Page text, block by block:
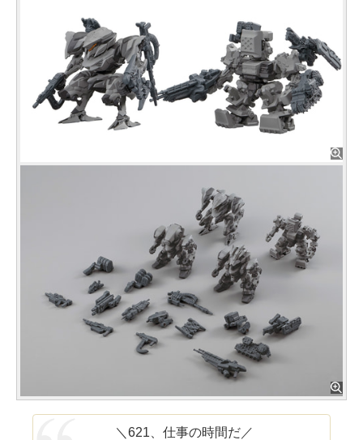
＼621、仕事の時間だ／